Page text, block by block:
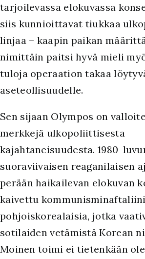
tarjoilevassa elokuvassa
siis kunnioittavat tiukkaa
linjaa – kaapin paikan
nimittäin paitsi hyvä mieli
tuloja operaation takaa
aseteollisuudelle.
Sen sijaan Olympos on
merkkejä ulkopoliittisesta
kajahtaneisuudesta. 1980-
suoraviivaisen reaganilaisen
perään haikailevan elokuvan
kaivettu
pohjoiskorealaisia, jotka
sotilaiden vetämistä Korean
Moinen toimi ei tietenkään